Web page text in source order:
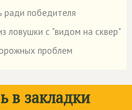
ради победителя
ловушки с "видом на сквер"
проблем
в закладки